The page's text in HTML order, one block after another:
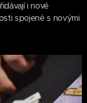
i nové
spojené s novými